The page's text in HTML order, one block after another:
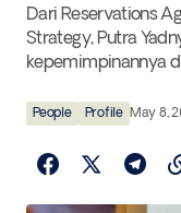
Dari Reservations
Strategy, Putra
kepemimpinannya
People Profile May 8,